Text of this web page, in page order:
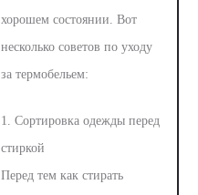
хорошем состоянии. Вот
несколько советов по уходу
за термобельем:
1. Сортировка одежды перед
стиркой
Перед тем как стирать